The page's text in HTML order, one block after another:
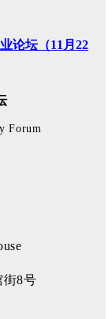
论坛（11月22
Forum
街8号